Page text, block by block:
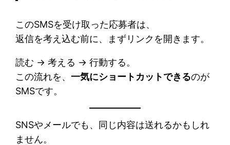
このSMSを受け取った応募者は、
返信を考え込む前に、まずリンクを開きます。
読む → 考える → 行動する。
この流れを、一気にショートカットできるのが
SMSです。
SNSやメールでも、同じ内容は送れるかもしれ
ません。